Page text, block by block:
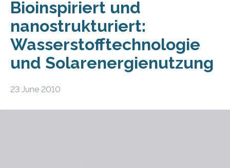
Bioinspiriert und
nanostrukturiert:
Wasserstofftechnologie
und Solarenergienutzung
23 June 2010